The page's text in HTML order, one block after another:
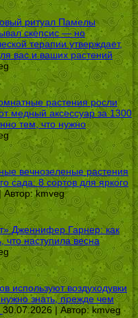
ритуал Памелы
скепсис — но
терапии утверждает,
вас и ваших растений
растения росли
медный аксессуар за 1300
тем, что нужно
вечнозеленые растения
сада: 8 сортов для яркого
Автор:kmveg
Дженнифер Гарнер: как
что наступила весна
используют воздуходувки
знать, прежде чем
30.07.2026 | Автор:kmveg